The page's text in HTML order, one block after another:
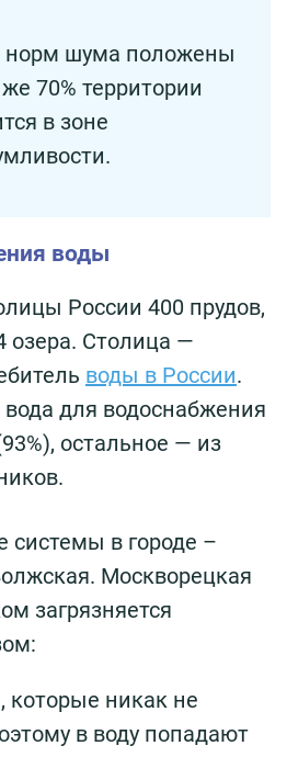
шума положены
70% территории
в зоне
воды
России 400 прудов,
озера. Столица —
воды в России.
для водоснабжения
остальное — из
системы в городе –
Москворецкая
загрязняется
которые никак не
в воду попадают